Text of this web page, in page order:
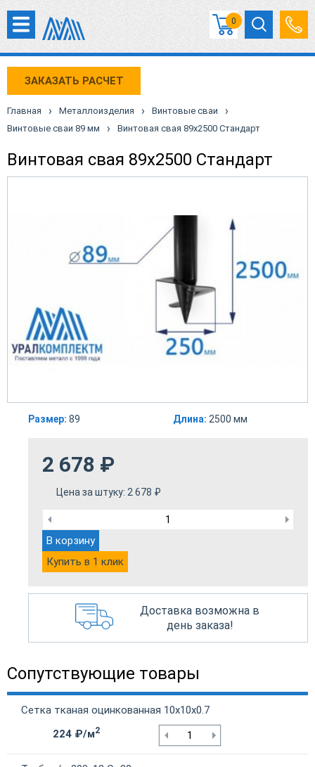
0
ЗАКАЗАТЬ РАСЧЕТ
Главная › Металлоизделия › Винтовые сваи ›
Винтовые сваи 89 мм › Винтовая свая 89х2500 Стандарт
Винтовая свая 89х2500 Стандарт
Размер: 89 Длина: 2500 мм
2 678 ₽
Цена за штуку: 2 678 ₽
В корзину
Купить в 1 клик
Доставка возможна в
день заказа!
Сопутствующие товары
Сетка тканая оцинкованная 10х10х0.7
224 ₽/м2